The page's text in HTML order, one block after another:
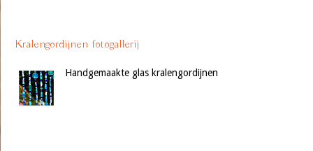
Kralengordijnen fotogallerij
Handgemaakte glas kralengordijnen